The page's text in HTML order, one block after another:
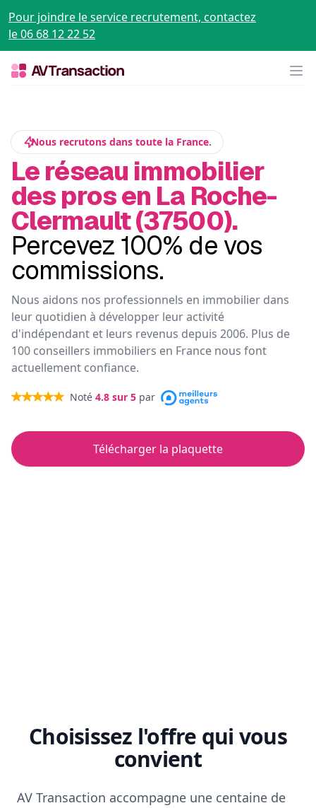
Pour joindre le service recrutement, contactez
le 06 68 12 22 52
Nous recrutons dans toute la France.
Le réseau immobilier
des pros en La Roche-
Clermault (37500).
Percevez 100% de vos
commissions.
Nous aidons nos professionnels en immobilier dans
leur quotidien à développer leur activité
d'indépendant et leurs revenus depuis 2006. Plus de
100 conseillers immobiliers en France nous font
actuellement confiance.
Noté 4.8 sur 5 par
Télécharger la plaquette
Choisissez l'offre qui vous
convient
AV Transaction accompagne une centaine de